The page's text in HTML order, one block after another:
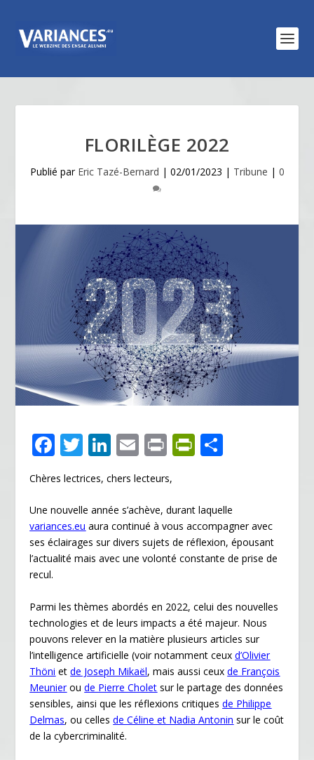
FLORILÈGE 2022
Publié par Eric Tazé-Bernard | 02/01/2023 | Tribune | 0
F
ac
e
b
o
o
T
w
itt
er
Li
n
k
e
dI
n
E
m
ai
l
Pr
t
Pr
ri
e
n
y
g
er
Chères lectrices, chers lecteurs,
Une nouvelle année s’achève, durant laquelle
variances.eu aura continué à vous accompagner avec
ses éclairages sur divers sujets de réflexion, épousant
l’actualité mais avec une volonté constante de prise de
recul.
Parmi les thèmes abordés en 2022, celui des nouvelles
technologies et de leurs impacts a été majeur. Nous
pouvons relever en la matière plusieurs articles sur
l’intelligence artificielle (voir notamment ceuxd’Olivier
Thöni etde Joseph Mikaël, mais aussi ceuxde François
Meunieroude Pierre Cholet sur le partage des données
sensibles, ainsi que les réflexions critiquesde Philippe
Delmas, ou cellesde Céline et Nadia Antonin sur le coût
de la cybercriminalité.